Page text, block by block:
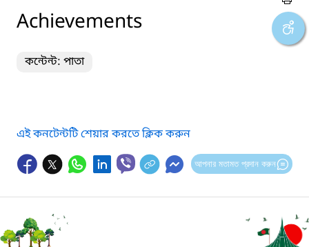
Achievements
কন্টেন্ট: পাতা
এই কনটেন্টটি শেয়ার করতে ক্লিক করুন
আপনার মতামত প্রদান করুন